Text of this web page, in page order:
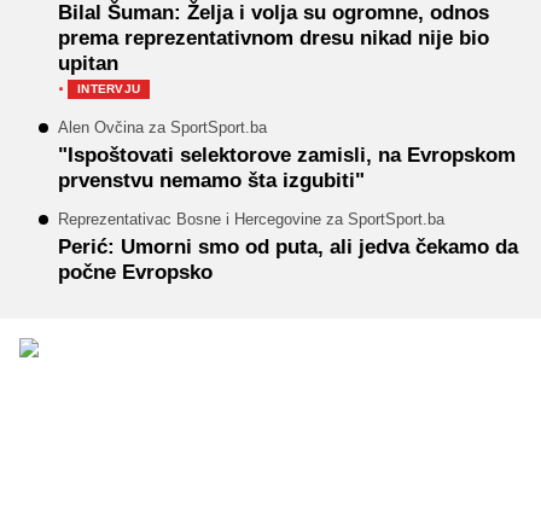
Bilal Šuman: Želja i volja su ogromne, odnos
prema reprezentativnom dresu nikad nije bio
upitan
· INTERVJU
Alen Ovčina za SportSport.ba
"Ispoštovati selektorove zamisli, na Evropskom
prvenstvu nemamo šta izgubiti"
Reprezentativac Bosne i Hercegovine za SportSport.ba
Perić: Umorni smo od puta, ali jedva čekamo da
počne Evropsko